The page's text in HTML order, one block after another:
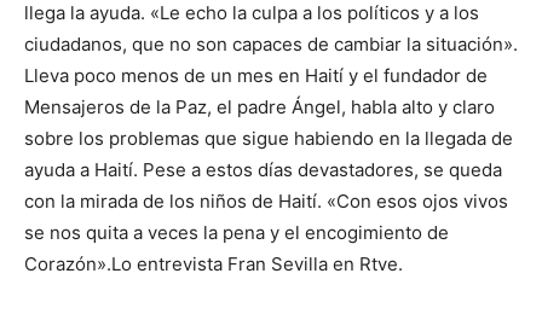
llega la ayuda. «Le echo la culpa a los políticos y a los
ciudadanos, que no son capaces de cambiar la situación».
Lleva poco menos de un mes en Haití y el fundador de
Mensajeros de la Paz, el padre Ángel, habla alto y claro
sobre los problemas que sigue habiendo en la llegada de
ayuda a Haití. Pese a estos días devastadores, se queda
con la mirada de los niños de Haití. «Con esos ojos vivos
se nos quita a veces la pena y el encogimiento de
Corazón».Lo entrevista Fran Sevilla en Rtve.